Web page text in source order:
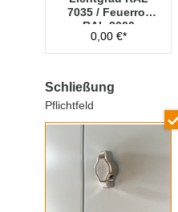
7035 / Feuerrot
RAL 3000
0,00 €*
Schließung
Pflichtfeld